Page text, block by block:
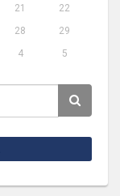
21
22
28
29
4 5